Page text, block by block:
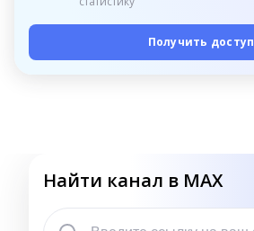
Получить доступ
Найти канал в MAX